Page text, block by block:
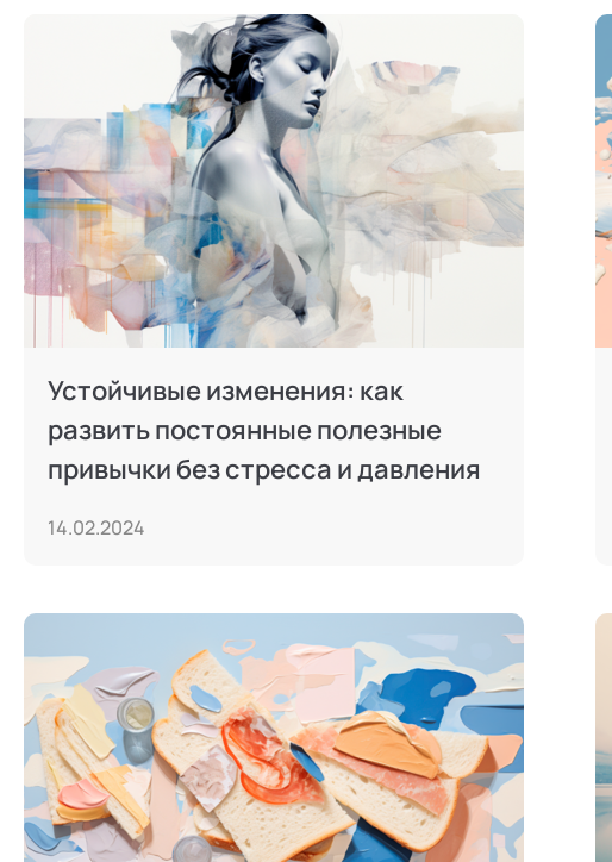
Устойчивые изменения: как
развить постоянные полезные
привычки без стресса и давления
14.02.2024